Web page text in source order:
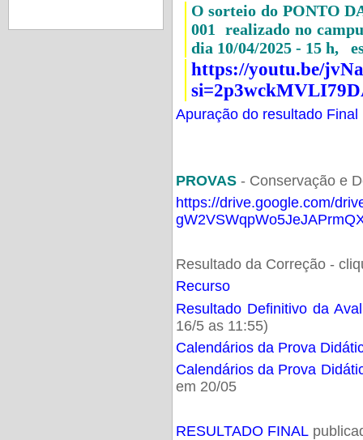
O sorteio do PONTO
001 realizado no
dia 10/04/2025 - 15 h,
https://youtu.be/
Apuração do resultado Final
PROVAS- Conservação e
https://drive.google.com/
Resultado da Correção -
Recurso
Resultado Definitivo da
16/5 as 11:55)
Calendários da Prova
Calendários da Prova
em 20/05
RESULTADO FINAL